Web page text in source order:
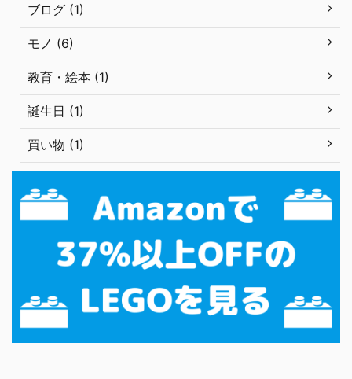
ブログ (1)
モノ (6)
教育・絵本 (1)
誕生日 (1)
買い物 (1)